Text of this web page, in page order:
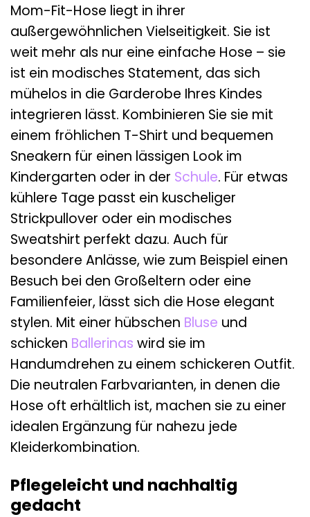
Mom-Fit-Hose liegt in ihrer
außergewöhnlichen Vielseitigkeit. Sie ist
weit mehr als nur eine einfache Hose – sie
ist ein modisches Statement, das sich
mühelos in die Garderobe Ihres Kindes
integrieren lässt. Kombinieren Sie sie mit
einem fröhlichen T-Shirt und bequemen
Sneakern für einen lässigen Look im
Kindergarten oder in der Schule. Für etwas
kühlere Tage passt ein kuscheliger
Strickpullover oder ein modisches
Sweatshirt perfekt dazu. Auch für
besondere Anlässe, wie zum Beispiel einen
Besuch bei den Großeltern oder eine
Familienfeier, lässt sich die Hose elegant
stylen. Mit einer hübschen Bluse und
schicken Ballerinas wird sie im
Handumdrehen zu einem schickeren Outfit.
Die neutralen Farbvarianten, in denen die
Hose oft erhältlich ist, machen sie zu einer
idealen Ergänzung für nahezu jede
Kleiderkombination.
Pflegeleicht und nachhaltig
gedacht